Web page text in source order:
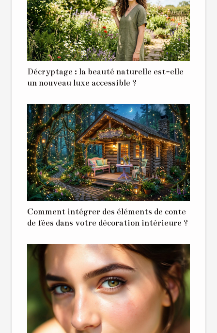
Décryptage : la beauté naturelle est-elle
un nouveau luxe accessible ?
Comment intégrer des éléments de conte
de fées dans votre décoration intérieure ?